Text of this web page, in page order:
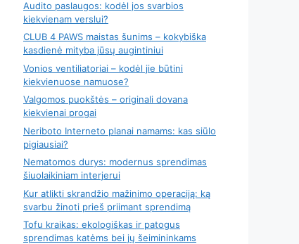
Audito paslaugos: kodėl jos svarbios
kiekvienam verslui?
CLUB 4 PAWS maistas šunims – kokybiška
kasdienė mityba jūsų augintiniui
Vonios ventiliatoriai – kodėl jie būtini
kiekvienuose namuose?
Valgomos puokštės – originali dovana
kiekvienai progai
Neriboto Interneto planai namams: kas siūlo
pigiausiai?
Nematomos durys: modernus sprendimas
šiuolaikiniam interjerui
Kur atlikti skrandžio mažinimo operaciją: ką
svarbu žinoti prieš priimant sprendimą
Tofu kraikas: ekologiškas ir patogus
sprendimas katėms bei jų šeimininkams